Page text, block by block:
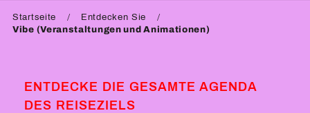
Startseite
Entdecken Sie
Vibe (Veranstaltungen und Animationen)
ENTDECKE DIE GESAMTE AGENDA
DES REISEZIELS